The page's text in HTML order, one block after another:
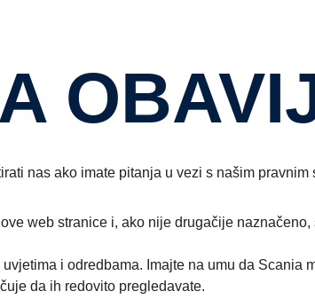
nas ako imate pitanja u vezi s našim pravnim
web stranice i, ako nije drugačije
i odredbama. Imajte na umu da Scania
da ih redovito pregledavate.